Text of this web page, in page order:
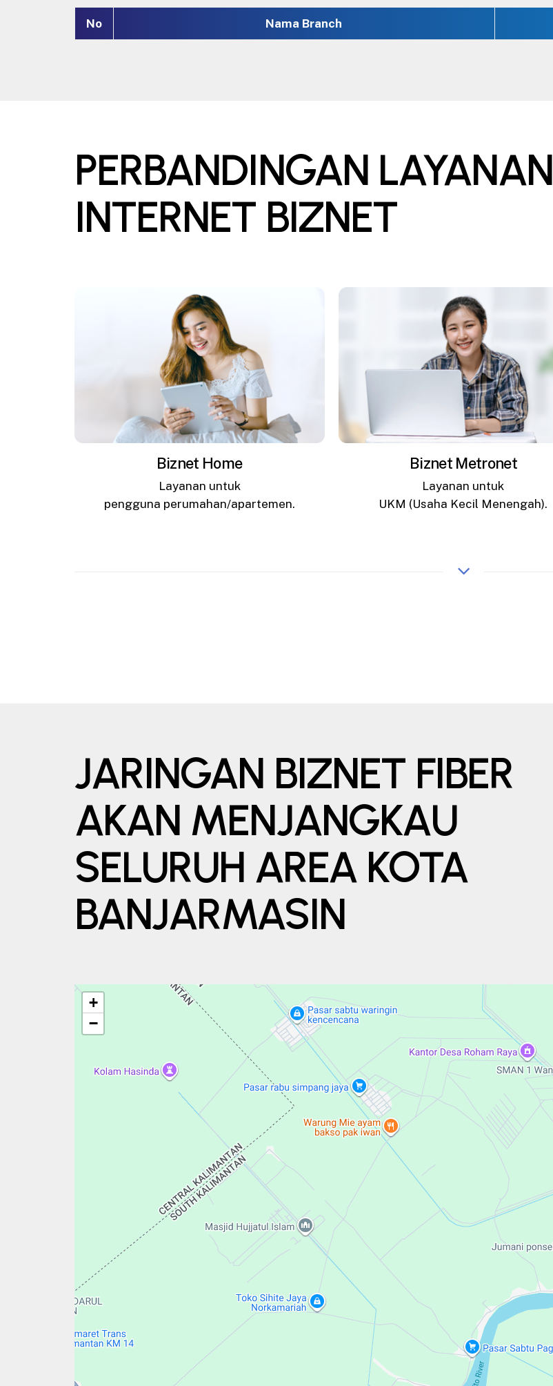
No Nama Branch
PERBANDINGAN LAYANAN
INTERNET BIZNET
Biznet Home
Layanan untuk
pengguna perumahan/apartemen.
Biznet Metronet
Layanan untuk
UKM (Usaha Kecil Menengah).
JARINGAN BIZNET FIBER
AKAN MENJANGKAU
SELURUH AREA KOTA
BANJARMASIN
+
−